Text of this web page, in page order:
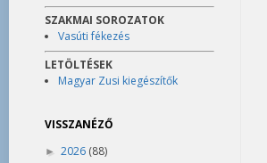
SZAKMAI SOROZATOK
Vasúti fékezés
LETÖLTÉSEK
Magyar Zusi kiegészítők
VISSZANÉZŐ
► 2026 (88)